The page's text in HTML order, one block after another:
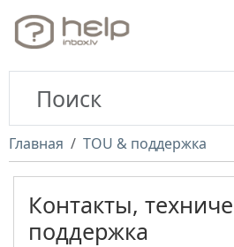
Главная TOU & поддержка
Контакты,
поддержка